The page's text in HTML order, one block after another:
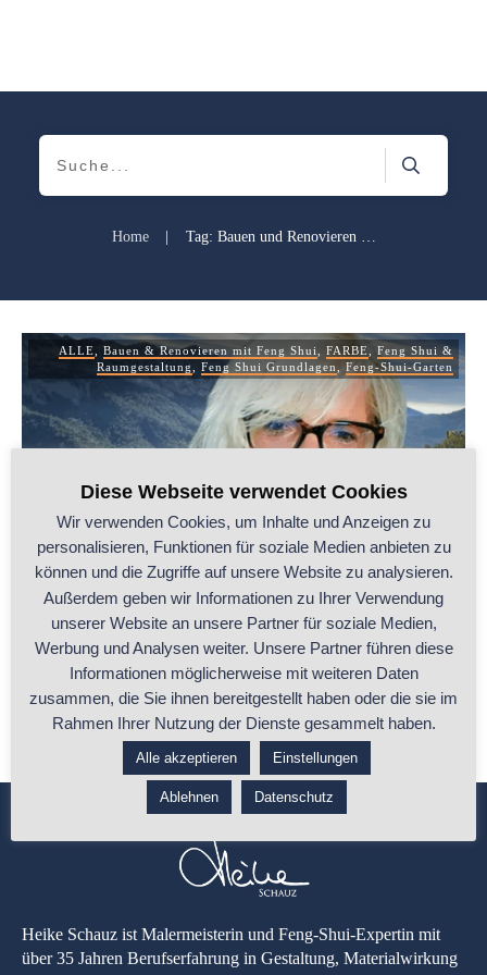
Home Tag: Bauen und Renovieren mit Feng Shui
ALLE Bauen & Renovieren mit Feng Shui FARBE
Feng Shui &
Raumgestaltung
Feng Shui Grundlagen Feng-Shui-Garten
„YouTube wird sichtbar“ – Mein Weg zurück vor
die Kamera
Ich gestehe: Es hat eine Weile gedauert, bis ich mich entschieden habe,
meinen YouTube-Kanal...
...ganzen Beitrag lesen
Heike Schauz ist Malermeisterin und Feng-Shui-Expertin mit
über 35 Jahren Berufserfahrung in Gestaltung, Materialwirkung
Diese Webseite verwendet Cookies
Wir verwenden Cookies, um Inhalte und Anzeigen zu
personalisieren, Funktionen für soziale Medien anbieten zu
können und die Zugriffe auf unsere Website zu analysieren.
Außerdem geben wir Informationen zu Ihrer Verwendung
unserer Website an unsere Partner für soziale Medien,
Werbung und Analysen weiter. Unsere Partner führen diese
Informationen möglicherweise mit weiteren Daten
zusammen, die Sie ihnen bereitgestellt haben oder die sie im
Rahmen Ihrer Nutzung der Dienste gesammelt haben.
Alle akzeptieren Einstellungen
Ablehnen Datenschutz